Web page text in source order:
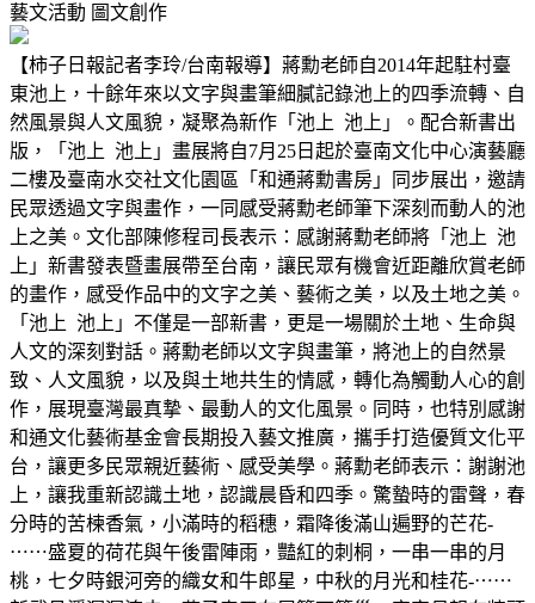
藝文活動 圖文創作
【柿子日報記者李玲/台南報導】蔣勳老師自2014年起駐村臺
東池上，十餘年來以文字與畫筆細膩記錄池上的四季流轉、自
然風景與人文風貌，凝聚為新作「池上 池上」。配合新書出
版，「池上 池上」畫展將自7月25日起於臺南文化中心演藝廳
二樓及臺南水交社文化園區「和通蔣勳書房」同步展出，邀請
民眾透過文字與畫作，一同感受蔣勳老師筆下深刻而動人的池
上之美。文化部陳修程司長表示：感謝蔣勳老師將「池上 池
上」新書發表暨畫展帶至台南，讓民眾有機會近距離欣賞老師
的畫作，感受作品中的文字之美、藝術之美，以及土地之美。
「池上 池上」不僅是一部新書，更是一場關於土地、生命與
人文的深刻對話。蔣勳老師以文字與畫筆，將池上的自然景
致、人文風貌，以及與土地共生的情感，轉化為觸動人心的創
作，展現臺灣最真摯、最動人的文化風景。同時，也特別感謝
和通文化藝術基金會長期投入藝文推廣，攜手打造優質文化平
台，讓更多民眾親近藝術、感受美學。蔣勳老師表示：謝謝池
上，讓我重新認識土地，認識晨昏和四季。驚蟄時的雷聲，春
分時的苦楝香氣，小滿時的稻穗，霜降後滿山遍野的芒花-
⋯⋯盛夏的荷花與午後雷陣雨，豔紅的刺桐，一串一串的月
桃，七夕時銀河旁的織女和牛郎星，中秋的月光和桂花-⋯⋯